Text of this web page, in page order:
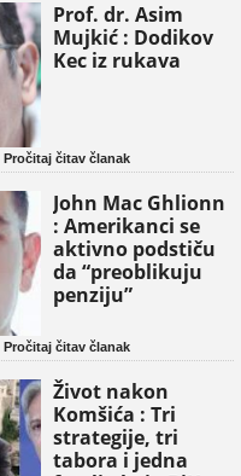
Prof. dr. Asim
Mujkić : Dodikov
Kec iz rukava
Pročitaj čitav članak
John Mac Ghlionn
: Amerikanci se
aktivno podstiču
da “preoblikuju
penziju”
Pročitaj čitav članak
Život nakon
Komšića : Tri
strategije, tri
tabora i jedna